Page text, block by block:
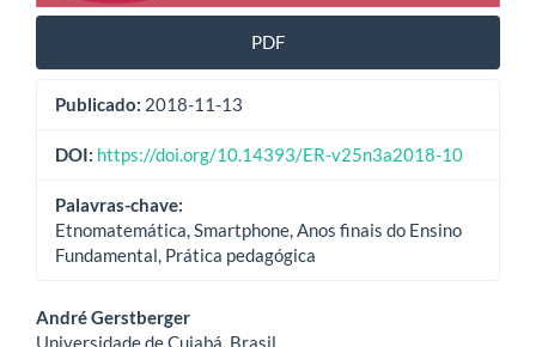
PDF
Publicado: 2018-11-13
DOI: https://doi.org/10.14393/ER-v25n3a2018-10
Palavras-chave:
Etnomatemática, Smartphone, Anos finais do Ensino
Fundamental, Prática pedagógica
Conteúdo
André Gerstberger
Universidade de Cuiabá, Brasil